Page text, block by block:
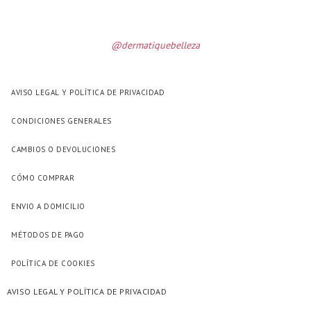
@dermatiquebelleza
AVISO LEGAL Y POLÍTICA DE PRIVACIDAD
CONDICIONES GENERALES
CAMBIOS O DEVOLUCIONES
CÓMO COMPRAR
ENVIO A DOMICILIO
MÉTODOS DE PAGO
POLÍTICA DE COOKIES
AVISO LEGAL Y POLÍTICA DE PRIVACIDAD